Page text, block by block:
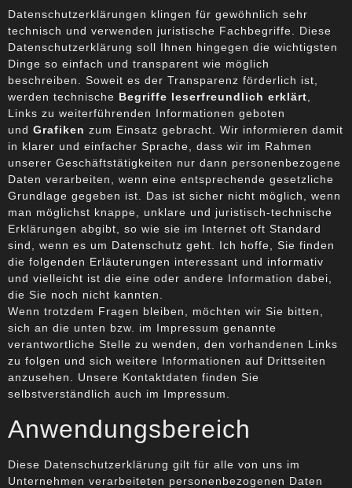
Datenschutzerklärungen klingen für gewöhnlich sehr
technisch und verwenden juristische Fachbegriffe. Diese
Datenschutzerklärung soll Ihnen hingegen die wichtigsten
Dinge so einfach und transparent wie möglich
beschreiben. Soweit es der Transparenz förderlich ist,
werden technische Begriffe leserfreundlich erklärt,
Links zu weiterführenden Informationen geboten
und Grafiken zum Einsatz gebracht. Wir informieren damit
in klarer und einfacher Sprache, dass wir im Rahmen
unserer Geschäftstätigkeiten nur dann personenbezogene
Daten verarbeiten, wenn eine entsprechende gesetzliche
Grundlage gegeben ist. Das ist sicher nicht möglich, wenn
man möglichst knappe, unklare und juristisch-technische
Erklärungen abgibt, so wie sie im Internet oft Standard
sind, wenn es um Datenschutz geht. Ich hoffe, Sie finden
die folgenden Erläuterungen interessant und informativ
und vielleicht ist die eine oder andere Information dabei,
die Sie noch nicht kannten.
Wenn trotzdem Fragen bleiben, möchten wir Sie bitten,
sich an die unten bzw. im Impressum genannte
verantwortliche Stelle zu wenden, den vorhandenen Links
zu folgen und sich weitere Informationen auf Drittseiten
anzusehen. Unsere Kontaktdaten finden Sie
selbstverständlich auch im Impressum.
Anwendungsbereich
Diese Datenschutzerklärung gilt für alle von uns im
Unternehmen verarbeiteten personenbezogenen Daten